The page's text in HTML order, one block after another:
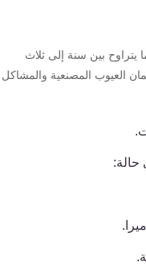
بين سنة إلى ثلاث
المصنعية والمشاكل